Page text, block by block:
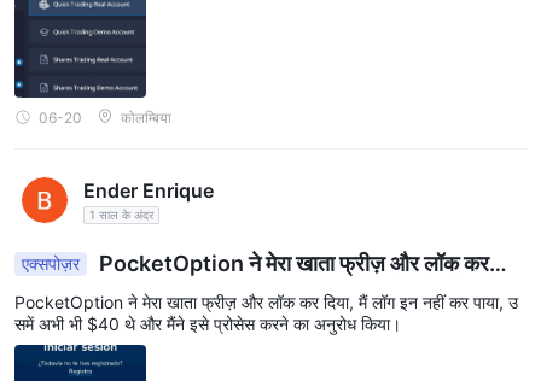
06-20 कोलम्बिया
Ender Enrique
1 साल के अंदर
एक्सपोज़र
PocketOption ने मेरा खाता फ्रीज़ और लॉक कर
दिया, मैं लॉग इन नहीं कर पाया, उसमें अभी भी $40 थे और मैंने इसे
प्रोसेस करने का अनुरोध किया।
PocketOption ने मेरा खाता फ्रीज़ और लॉक कर दिया, मैं लॉग इन नहीं कर पाया, उ
समें अभी भी $40 थे और मैंने इसे प्रोसेस करने का अनुरोध किया।